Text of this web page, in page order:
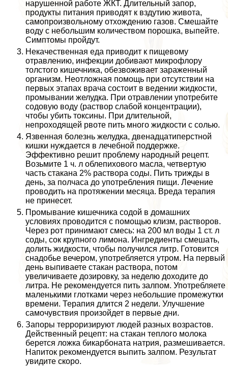
нарушенной работе ЖКТ. Длительный запор,
продукты питания приводят к вздутию живота,
самопроизвольному отхождению газов. Смешайте
воду с небольшим количеством порошка, выпейте.
Симптомы пройдут.
Некачественная еда приводит к пищевому
отравлению, инфекции добивают микрофлору
толстого кишечника, обезвоживает зараженный
организм. Неотложная помощь при отсутствии на
первых этапах врача состоит в ведении жидкости,
промывании желудка. При отравлении употребите
содовую воду (раствор слабой концентрации),
чтобы убить токсины. При длительной,
непроходящей рвоте пить много жидкости с солью.
Язвенная болезнь желудка, двенадцатиперстной
кишки нуждается в лечебной поддержке.
Эффективно решит проблему народный рецепт.
Возьмите 1 ч. л облепихового масла, четвертую
часть стакана 2% раствора соды. Пить трижды в
день, за полчаса до употрeбления пищи. Лечение
проводить на протяжении месяца. Вреда терапия
не принесет.
Промывание кишечника содой в домашних
условиях проводится с помощью клизм, растворов.
Через рот принимают смесь: на 200 мл воды 1 ст. л
соды, сок крупного лимона. Ингредиенты смешать,
долить жидкости, чтобы получился литр. Готовится
снадобье вечером, употрeбляется утром. На первый
день выпиваете стакан раствора, потом
увеличиваете дозировку, за неделю доходите до
литра. Не рекомендуется пить залпом. Употрeбляете
маленькими глотками через небольшие промежутки
времени. Терапия длится 2 недели. Улучшение
самочувствия произойдет в первые дни.
Запоры терроризируют людей разных возрастов.
Действенный рецепт: на стакан теплого молока
берется ложка бикарбоната натрия, размешивается.
Напиток рекомендуется выпить залпом. Результат
увидите скоро.